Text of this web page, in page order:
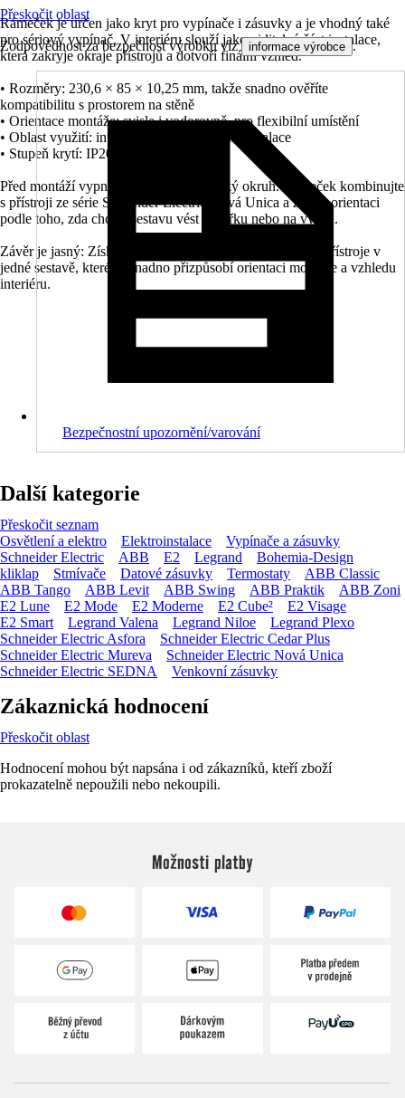
Rámeček je určen jako kryt pro vypínače i zásuvky a je vhodný také
pro sériový vypínač. V interiéru slouží jako viditelná část instalace,
která zakryje okraje přístrojů a dotvoří finální vzhled.
• Rozměry: 230,6 × 85 × 10,25 mm, takže snadno ověříte
kompatibilitu s prostorem na stěně
• Orientace montáže: svisle i vodorovně, pro flexibilní umístění
• Oblast využití: interiér, pro běžné vnitřní instalace
• Stupeň krytí: IP20, pro suché místnosti
Před montáží vypněte příslušný elektrický okruh. Rámeček kombinujte
s přístroji ze série Schneider Electric Nová Unica a zvolte orientaci
podle toho, zda chcete sestavu vést na šířku nebo na výšku.
Závěr je jasný: Získáte jednotné a čisté zakončení pro tři přístroje v
jedné sestavě, které se snadno přizpůsobí orientaci montáže a vzhledu
interiéru.
Přeskočit oblast
Zodpovědnost za bezpečnost výrobku viz informace výrobce .
Bezpečnostní upozornění/varování
Další kategorie
Přeskočit seznam
Osvětlení a elektro
Elektroinstalace
Vypínače a zásuvky
Schneider Electric
ABB E2 Legrand
Bohemia-Design
kliklap
Stmívače Datové zásuvky Termostaty
ABB Classic
ABB Tango
ABB Levit ABB Swing ABB Praktik
ABB Zoni
E2 Lune
E2 Mode E2 Moderne E2 Cube²
E2 Visage
E2 Smart
Legrand Valena Legrand Niloe
Legrand Plexo
Schneider Electric Asfora
Schneider Electric Cedar Plus
Schneider Electric Mureva
Schneider Electric Nová Unica
Schneider Electric SEDNA
Venkovní zásuvky
Zákaznická hodnocení
Přeskočit oblast
Hodnocení mohou být napsána i od zákazníků, kteří zboží
prokazatelně nepoužili nebo nekoupili.
Možnosti platby